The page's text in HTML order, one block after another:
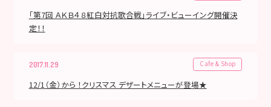
「第7回 ＡＫＢ４８紅白対抗歌合戦」ライブ・ビューイング開催決
定！！
2017.11.29 Cafe & Shop
12/1（金）から ！クリスマス デザートメニューが登場★